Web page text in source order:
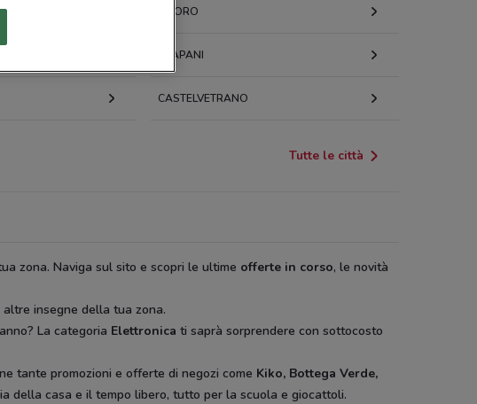
NUORO
TRAPANI
CASTELVETRANO
Tutte le città
zona. Naviga sul sito e scopri le ultime offerte in corso, le novità
insegne della tua zona.
La categoria Elettronica ti saprà sorprendere con sottocosto
tante promozioni e offerte di negozi come Kiko, Bottega Verde,
della casa e il tempo libero, tutto per la scuola e giocattoli.